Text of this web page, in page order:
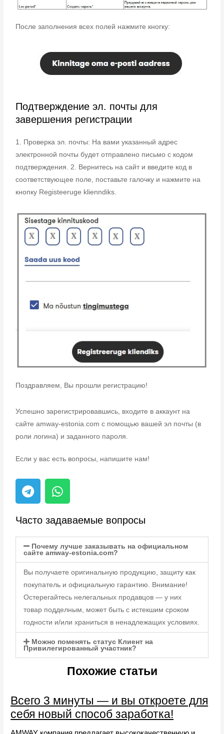
После заполнения всех полей нажмите кногку:
Подтверждение эл. почты для
завершения регистрации
1. Проверка эл. почты: На вами указанный адрес
электронной почты будет отправлено письмо с кодом
подтверждения. 2. Вернитесь на сайт и введите код в
соответствующее поле, поставьте галочку и нажмите на
кнопку Registeeruge klienndiks.
Поздравляем, Вы прошли регистрацию!
Успешно зарегистрировавшись, входите в аккаунт на
сайте amway-estonia.com с помощью вашей эл почты (в
роли логина) и заданного пароля.
Если у вас есть вопросы, напишите нам!
Часто задаваемые вопросы
Почему лучше заказывать на официальном
сайте amway-estonia.com?
Вы получаете оригинальную продукцию, защиту как
покупатель и официальную гарантию. Внимание!
Остерегайтесь нелегальных продавцов — у них
товар подделным, может быть с истекшим сроком
годности и/или храниться в ненадлежащих условиях.
Можно поменять статус Клиент на
Привилегированный участник?
Похожие статьи
Всего 3 минуты — и вы откроете для
себя новый способ заработка!